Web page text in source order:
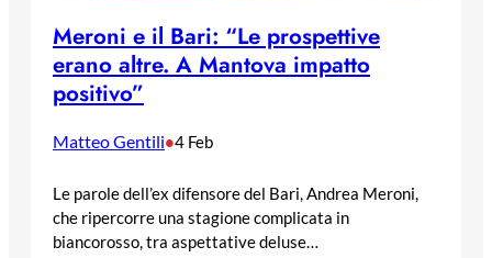
Meroni e il Bari: “Le prospettive
erano altre. A Mantova impatto
positivo”
Matteo Gentili•4 Feb
Le parole dell’ex difensore del Bari, Andrea Meroni,
che ripercorre una stagione complicata in
biancorosso, tra aspettative deluse…